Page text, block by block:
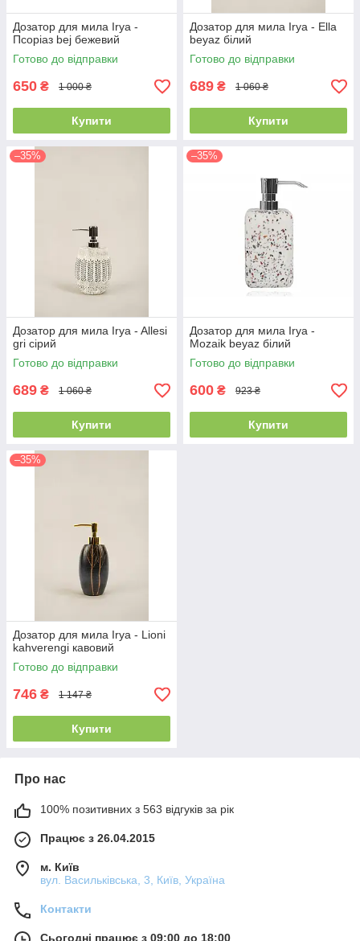
Дозатор для мила Irya -
Псоріаз bej бежевий
Готово до відправки
650 ₴ 1 000 ₴
Купити
Дозатор для мила Irya - Ella
beyaz білий
Готово до відправки
689 ₴ 1 060 ₴
Купити
–35%
Дозатор для мила Irya - Allesi
gri сірий
Готово до відправки
689 ₴ 1 060 ₴
Купити
–35%
Дозатор для мила Irya -
Mozaik beyaz білий
Готово до відправки
600 ₴ 923 ₴
Купити
–35%
Дозатор для мила Irya - Lioni
kahverengi кавовий
Готово до відправки
746 ₴ 1 147 ₴
Купити
Про нас
100% позитивних з 563 відгуків за рік
Працює з 26.04.2015
м. Київ
вул. Васильківська, 3, Київ, Україна
Контакти
Сьогодні працює з 09:00 до 18:00